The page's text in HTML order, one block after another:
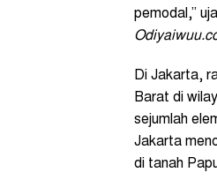
pemodal,”
Di Jakarta,
Barat di
sejumlah
Jakarta
di tanah